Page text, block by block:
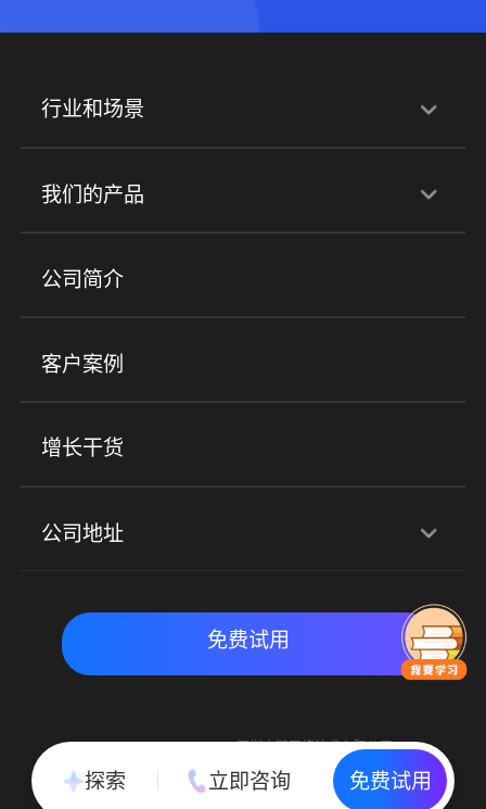
行业和场景
行业解决方案
培训机构 职业技能培训 兴趣培训
金融行业
心理机构
实时私域带货 数字化运营
我们的产品
产品
小程序商城 ERP 企微SCRM
社群圈子
公司简介
客户案例
增长干货
公司地址
北京地址：北京市朝阳区朝外大街乙6号23层
免费试用
Copyright © 2015-2018 深圳小鹅网络技术有限公司
All Rights Reserved. 粤ICP备15020529号
粤公网安备 44030502002037号
探索 立即咨询 免费试用